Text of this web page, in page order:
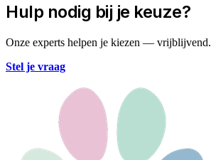
Hulp nodig bij je keuze?
Onze experts helpen je kiezen — vrijblijvend.
Stel je vraag